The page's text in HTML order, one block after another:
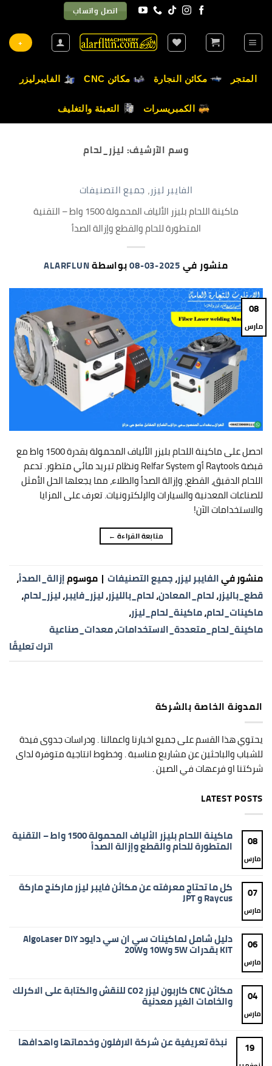
اتصل واتساب
+
المتجر مكائن النجارة مكائن CNC الفايبرليزر
الكمبريسرات التعبئة والتغليف
وسم الآرشيف: ليزر_لحام
الفايبر ليزر، جميع التصنيفات
ماكينة اللحام بليزر الألياف المحمولة 1500 واط – التقنية
المتطورة للحام والقطع وإزالة الصدأ
منشور في2025-03-08 بواسطةALARFLUN
08
مارس
احصل على ماكينة اللحام بليزر الألياف المحمولة بقدرة 1500 واط مع
قبضة Raytools أو Relfar System ونظام تبريد مائي متطور. تدعم
اللحام الدقيق، القطع، وإزالة الصدأ والطلاء، مما يجعلها الحل الأمثل
للصناعات المعدنية والسيارات والإلكترونيات. تعرف على المزايا
والاستخدامات الآن!
متابعة القراءة ←
منشور فيالفايبر ليزر،جميع التصنيفات | موسومإزالة_الصدأ،
قطع_باليزر،لحام_المعادن،لحام_بالليزر،ليزر_فايبر،ليزر_لحام،
ماكينات_لحام،ماكينة_لحام_ليزر،
ماكينة_لحام_متعددة_الاستخدامات،معدات_صناعية
اترك تعليقًا
المدونة الخاصة بالشركة
يحتوي هذا القسم على جميع اخبارنا واعمالنا . ودراسات جدوى فيدة
للشباب والباحثين عن مشاريع مناسبة . وخطوط انتاجية متوفرة لداى
شركتنا او فرعهات في الصين .
LATEST POSTS
08
مارس
ماكينة اللحام بليزر الألياف المحمولة 1500 واط – التقنية
المتطورة للحام والقطع وإزالة الصدأ
ماكينة
اللحام
بليزر
–
التقنية
المتطورة
07
مارس
كل ما تحتاج معرفته عن مكائن فايبر ليزر ماركنج ماركة
Raycus و JPT
كل
ما
تحتاج
ليزر
ماركنج
ماركة
06
مارس
دليل شامل لماكينات سي ان سي دايود AlgoLaser DIY
KIT بقدرات 5W و10W و20W
دليل
شامل
لماكينات
AlgoLaser
DIY
04
مارس
مكائن CNC كاربون ليزر CO2 للنقش والكتابة على الاكرلك
والخامات الغير معدنية
مكائن
CNC 19 نبذة تعريفية عن شركة الارفلون وخدماتها واهدافها